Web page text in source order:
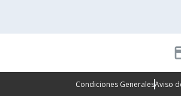
Condiciones GeneralesAviso